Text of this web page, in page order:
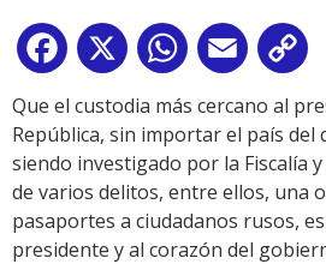
Facebook
X WhatsApp
Email
Que el custodia más cercano al
República, sin importar el país del
siendo investigado por la Fiscalía
de varios delitos, entre ellos, una
pasaportes a ciudadanos rusos,
presidente y al corazón del